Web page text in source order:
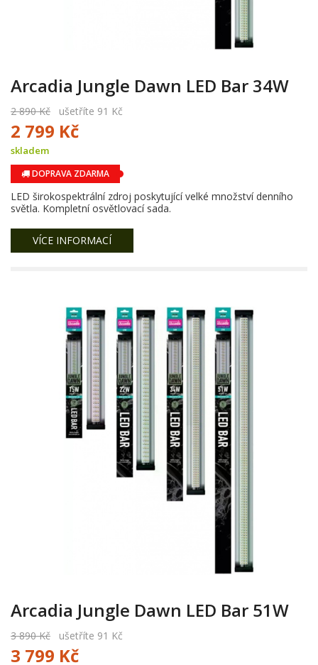
Arcadia Jungle Dawn LED Bar 34W
2 890 Kč ušetříte 91 Kč
2 799 Kč
skladem
DOPRAVA ZDARMA
LED širokospektrální zdroj poskytující velké množství denního
světla. Kompletní osvětlovací sada.
VÍCE INFORMACÍ
Arcadia Jungle Dawn LED Bar 51W
3 890 Kč ušetříte 91 Kč
3 799 Kč